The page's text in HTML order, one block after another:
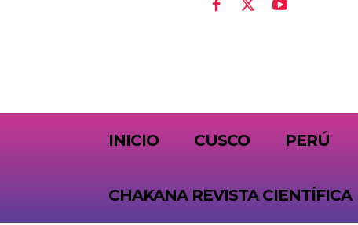
INICIO CUSCO PERÚ
CHAKANA REVISTA CIENTÍFICA